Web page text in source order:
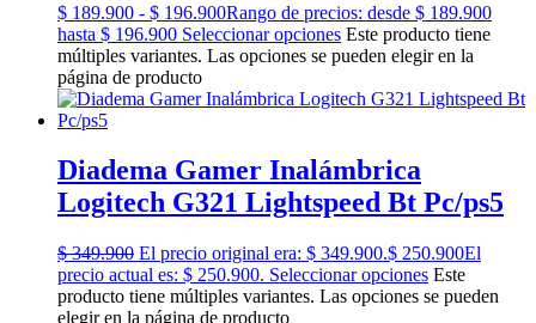
$ 189.900 - $ 196.900Rango de precios: desde $ 189.900
hasta $ 196.900 Seleccionar opciones Este producto tiene
múltiples variantes. Las opciones se pueden elegir en la
página de producto
Diadema Gamer Inalámbrica
Logitech G321 Lightspeed Bt Pc/ps5
$349.900 El precio original era: $ 349.900.$ 250.900El
precio actual es: $ 250.900. Seleccionar opciones Este
producto tiene múltiples variantes. Las opciones se pueden
elegir en la página de producto